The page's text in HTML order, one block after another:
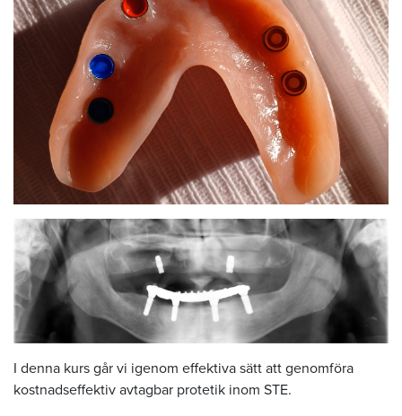
I denna kurs går vi igenom effektiva sätt att genomföra
kostnadseffektiv avtagbar protetik inom STE.